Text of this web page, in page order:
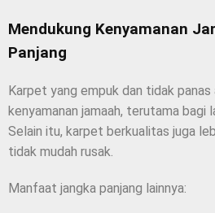
Mendukung Kenyamanan
Panjang
Karpet yang empuk dan tidak panas
kenyamanan jamaah, terutama bagi
Selain itu, karpet berkualitas juga
tidak mudah rusak.
Manfaat jangka panjang lainnya: